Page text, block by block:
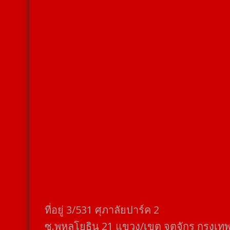
ที่อยู่​ 3/531​ ศุภาลัยปาร์ค​ 2
ซ.พหลโยธิน​ 21​ แขวง/เขต​ จตุจักร​ กรุงเท